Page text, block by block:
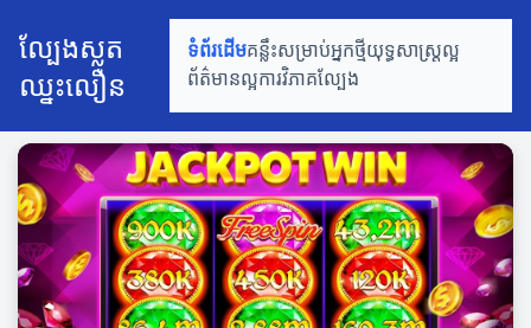
ល្បែងស្លត
ឈ្នះលឿន
ទំព័រដើមគន្លឹះសម្រាប់អ្នកថ្មីយុទ្ធសាស្ត្រល្អ
ព័ត៌មានល្អការវិភាគល្បែង